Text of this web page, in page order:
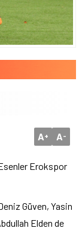
A+ A-
Erokspor
Güven, Yasin
Elden de